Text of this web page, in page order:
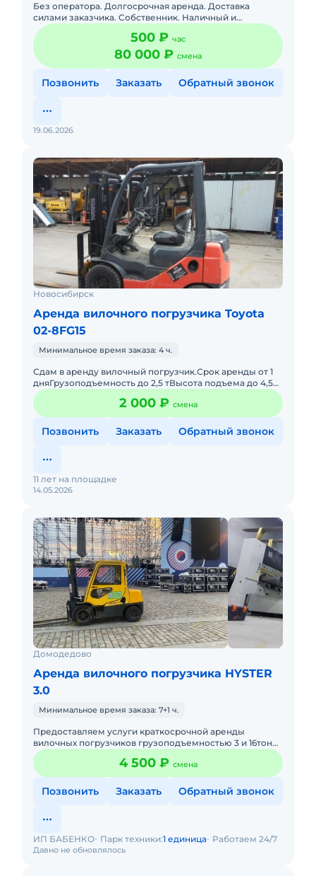
Без оператора. Долгосрочная аренда. Доставка
силами заказчика. Собственник. Наличный и
безналичный расчет. Без посредников. Топливо
оплачивается отдельно.500 ₽ час
80 000 ₽ смена
Позвонить Заказать Обратный звонок
19.06.2026
Новосибирск
Аренда вилочного погрузчика Toyota
02-8FG15
Минимальное время заказа: 4 ч.
Сдам в аренду вилочный погрузчик.Срок аренды от 1
дняГрузоподъемность до 2,5 тВысота подъема до 4,5
мВид топлива газ/бензин/дизель (на выбор)Условия-
предоплата.
2 000 ₽ смена
Позвонить Заказать Обратный звонок
14.05.2026
11 лет на площадке
Домодедово
Аренда вилочного погрузчика HYSTER
3.0
Минимальное время заказа: 7+1 ч.
Предоставляем услуги краткосрочной аренды
вилочных погрузчиков грузоподъемностью 3 и 16тонн.
Оперативно осуществляем доставку техники на Ваш
объект. Качественно4 500 ₽ смена
Позвонить Заказать Обратный звонок
Давно не обновлялось
ИП БАБЕНКО Парк техники:1 единица Работаем 24/7